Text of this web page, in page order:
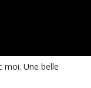
moi. Une belle